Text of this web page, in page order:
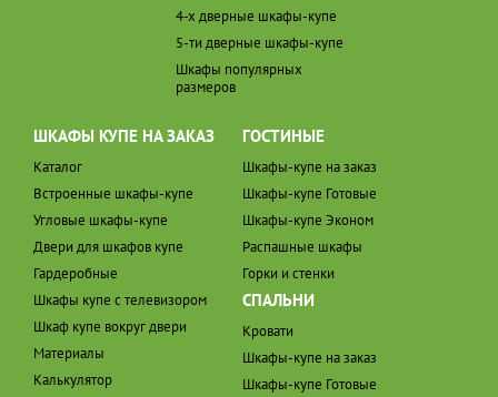
4-х дверные шкафы-купе
5-ти дверные шкафы-купе
Шкафы популярных
размеров
ШКАФЫ КУПЕ НА ЗАКАЗ
Каталог
Встроенные шкафы-купе
Угловые шкафы-купе
Двери для шкафов купе
Гардеробные
Шкафы купе с телевизором
Шкаф купе вокруг двери
Материалы
Калькулятор
ГОСТИНЫЕ
Шкафы-купе на заказ
Шкафы-купе Готовые
Шкафы-купе Эконом
Распашные шкафы
Горки и стенки
СПАЛЬНИ
Кровати
Шкафы-купе на заказ
Шкафы-купе Готовые